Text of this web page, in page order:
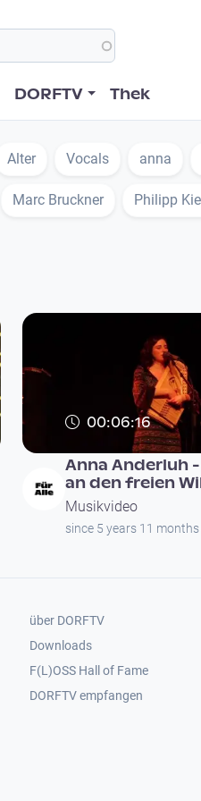
DORFTV Thek
Alter Vocals anna
Marc Bruckner Philipp
00:06:16
Anna Anderluh
an den freien
Musikvideo
since 5 years 11 months
Footer 3
über DORFTV
Downloads
F(L)OSS Hall of Fame
Footer 4
DORFTV empfangen